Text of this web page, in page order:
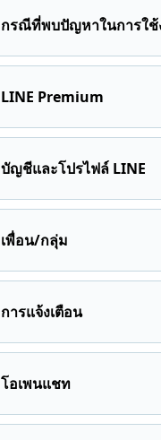
กรณีที่พบปัญหาในการใช้
LINE Premium
บัญชีและโปรไฟล์ LINE
เพื่อน/กลุ่ม
การแจ้งเตือน
โอเพนแชท